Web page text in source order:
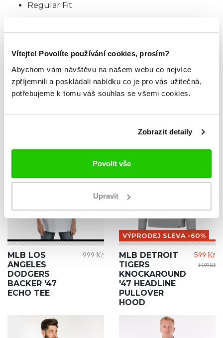
Vítejte! Povolíte používání cookies, prosím?
Abychom vám návštěvu na našem webu co nejvíce
zpříjemnili a poskládali nabídku co je pro vás užitečná,
potřebujeme k tomu váš souhlas se všemi cookies.
Zobrazit detaily
Povolit vše
Upravit
Regular Fit
TABULKA VELIKOSTÍ
ZKOUKNI TAKÉ TYTO.
MLB LOS
ANGELES
DODGERS
BACKER '47
ECHO TEE
999 Kč
VÝPRODEJ SLEVA -60%
MLB DETROIT
TIGERS
KNOCKAROUND
'47 HEADLINE
PULLOVER
HOOD
599 Kč
1 499 Kč